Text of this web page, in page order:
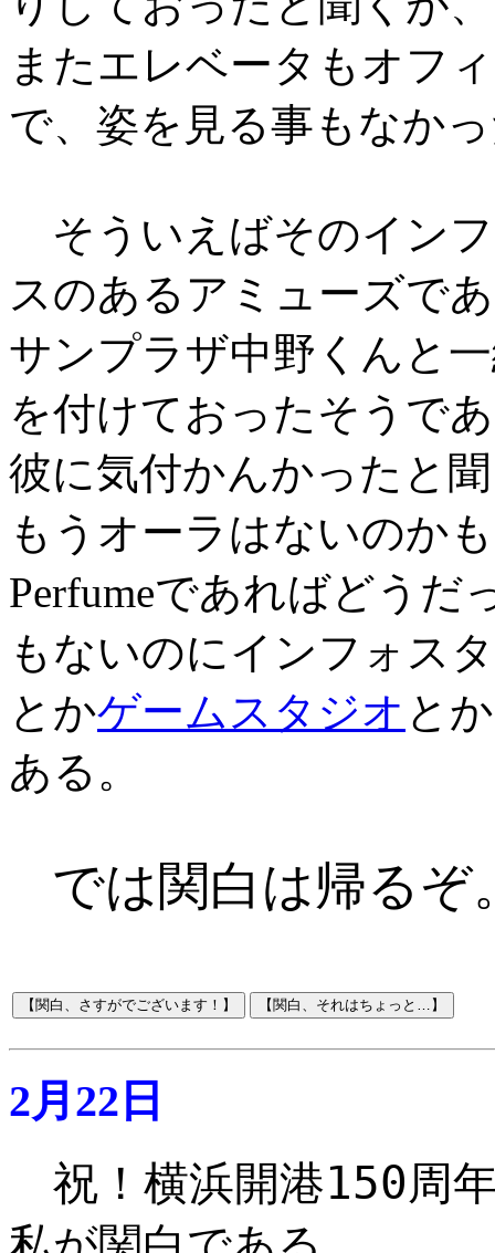
またエレベータもオフ
で、姿を見る事もなか
そういえばそのイン
スのあるアミューズで
サンプラザ中野くんと
を付けておったそうで
彼に気付かんかったと
もうオーラはないのか
Perfumeであればどうだ
もないのにインフォス
とかゲームスタジオ と
ある。
では関白は帰るぞ
2月22日
祝！横浜開港150周